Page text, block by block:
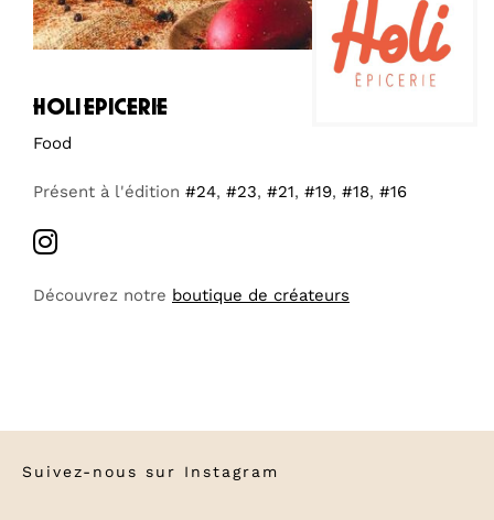
holi epicerie
Food
Présent à l'édition #24, #23, #21, #19, #18, #16
Découvrez notre boutique de créateurs
Suivez-nous sur Instagram